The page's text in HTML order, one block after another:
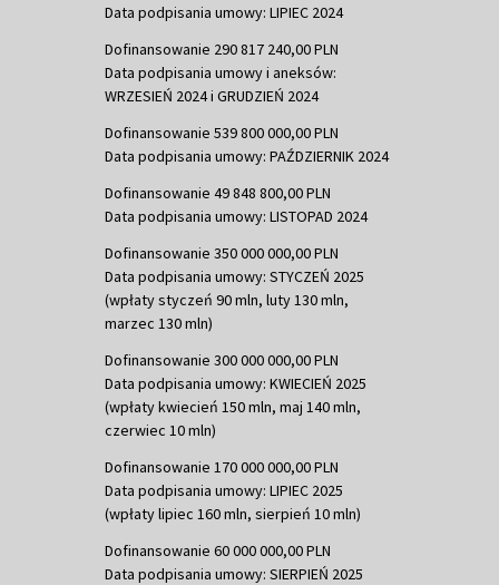
Data podpisania umowy: LIPIEC 2024
Dofinansowanie 290 817 240,00 PLN
Data podpisania umowy i aneksów:
WRZESIEŃ 2024 i GRUDZIEŃ 2024
Dofinansowanie 539 800 000,00 PLN
Data podpisania umowy: PAŹDZIERNIK 2024
Dofinansowanie 49 848 800,00 PLN
Data podpisania umowy: LISTOPAD 2024
Dofinansowanie 350 000 000,00 PLN
Data podpisania umowy: STYCZEŃ 2025
(wpłaty styczeń 90 mln, luty 130 mln,
marzec 130 mln)
Dofinansowanie 300 000 000,00 PLN
Data podpisania umowy: KWIECIEŃ 2025
(wpłaty kwiecień 150 mln, maj 140 mln,
czerwiec 10 mln)
Dofinansowanie 170 000 000,00 PLN
Data podpisania umowy: LIPIEC 2025
(wpłaty lipiec 160 mln, sierpień 10 mln)
Dofinansowanie 60 000 000,00 PLN
Data podpisania umowy: SIERPIEŃ 2025